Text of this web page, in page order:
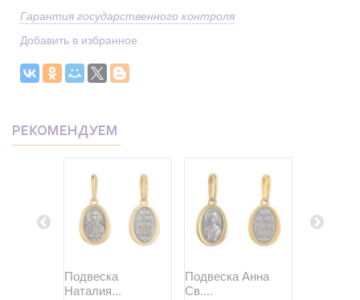
Гарантия государственного контроля
Добавить в избранное
РЕКОМЕНДУЕМ
Подвеска
Наталия...
Подвеска Анна
Св....